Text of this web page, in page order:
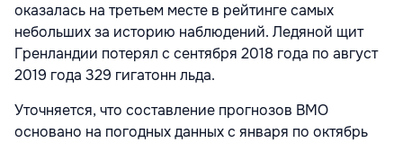
оказалась на третьем месте в рейтинге самых
небольших за историю наблюдений. Ледяной щит
Гренландии потерял с сентября 2018 года по август
2019 года 329 гигатонн льда.
Уточняется, что составление прогнозов ВМО
основано на погодных данных с января по октябрь